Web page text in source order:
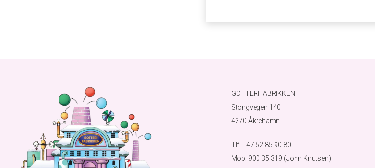
GOTTERIFABRIKKEN
Stongvegen 140
4270 Åkrehamn
Tlf: +47 52 85 90 80
Mob: 900 35 319 (John Knutsen)